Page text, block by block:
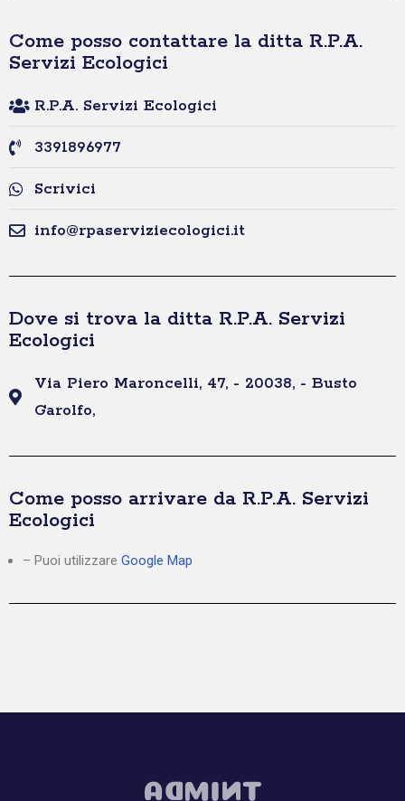
Come posso contattare la ditta R.P.A.
Servizi Ecologici
R.P.A. Servizi Ecologici
3391896977
Scrivici
info@rpaserviziecologici.it
Dove si trova la ditta R.P.A. Servizi
Ecologici
Via Piero Maroncelli, 47, - 20038, - Busto
Garolfo,
Come posso arrivare da R.P.A. Servizi
Ecologici
– Puoi utilizzare Google Map